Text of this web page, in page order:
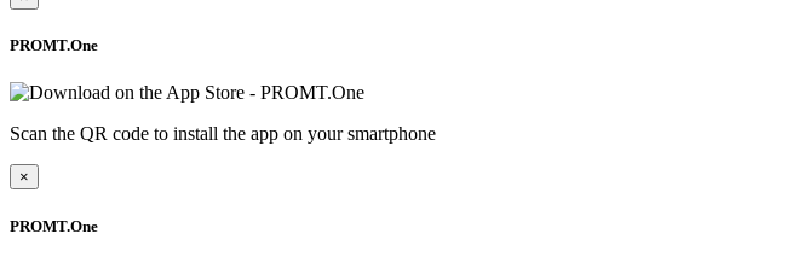
PROMT.One
Scan the QR code to install the app on your smartphone
×
PROMT.One